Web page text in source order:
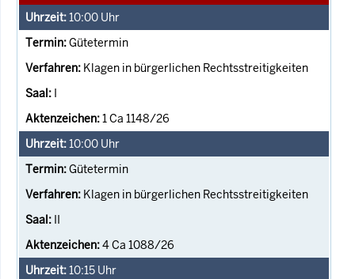
10:00 Uhr
Gütetermin
Klagen in bürgerlichen Rechtsstreitigkeiten
I
1 Ca 1148/26
10:00 Uhr
Gütetermin
Klagen in bürgerlichen Rechtsstreitigkeiten
II
4 Ca 1088/26
10:15 Uhr